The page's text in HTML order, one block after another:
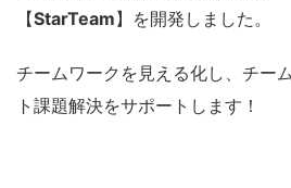
【StarTeam】を開発しました。
チームワークを見える化し、チー
ト課題解決をサポートします！